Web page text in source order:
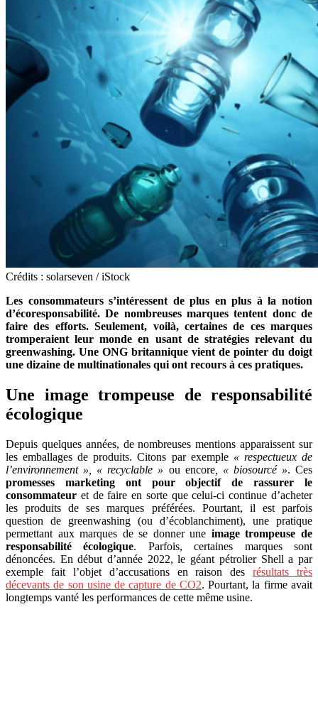
Crédits : solarseven / iStock
Les consommateurs s’intéressent de plus en plus à la notion
d’écoresponsabilité. De nombreuses marques tentent donc de
faire des efforts. Seulement, voilà, certaines de ces marques
tromperaient leur monde en usant de stratégies relevant du
greenwashing. Une ONG britannique vient de pointer du doigt
une dizaine de multinationales qui ont recours à ces pratiques.
Une image trompeuse de responsabilité
écologique
Depuis quelques années, de nombreuses mentions apparaissent sur
les emballages de produits. Citons par exemple « respectueux de
l’environnement », « recyclable » ou encore, « biosourcé ». Ces
promesses marketing ont pour objectif de rassurer le
consommateur et de faire en sorte que celui-ci continue d’acheter
les produits de ses marques préférées. Pourtant, il est parfois
question de greenwashing (ou d’écoblanchiment), une pratique
permettant aux marques de se donner une image trompeuse de
responsabilité écologique. Parfois, certaines marques sont
dénoncées. En début d’année 2022, le géant pétrolier Shell a par
exemple fait l’objet d’accusations en raison desrésultats très
décevants de son usine de capture de CO2. Pourtant, la firme avait
longtemps vanté les performances de cette même usine.